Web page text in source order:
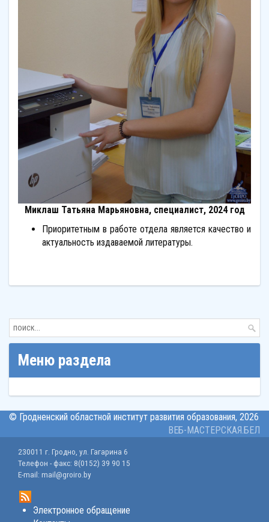
Миклаш Татьяна Марьяновна, специалист, 2024 год
Приоритетным в работе отдела является качество и
актуальность издаваемой литературы.
Меню раздела
© Гродненский областной институт развития образования, 2026
ВЕБ-МАСТЕРСКАЯ.БЕЛ
230011 г. Гродно, ул. Гагарина 6
Телефон - факс: 8(0152) 39 90 15
E-mail: mail@groiro.by
Электронное обращение